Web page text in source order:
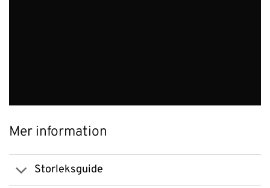
Mer information
Storleksguide